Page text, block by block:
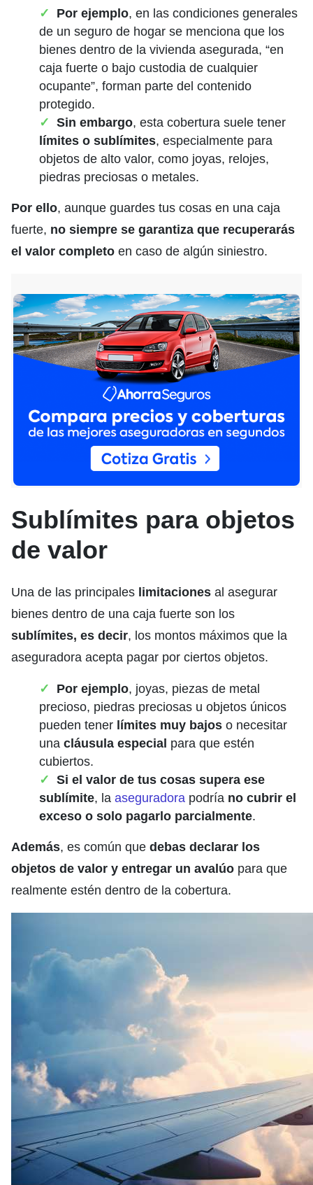
Por ejemplo, en las condiciones generales
de un seguro de hogar se menciona que los
bienes dentro de la vivienda asegurada, “en
caja fuerte o bajo custodia de cualquier
ocupante”, forman parte del contenido
protegido.
Sin embargo, esta cobertura suele tener
límites o sublímites, especialmente para
objetos de alto valor, como joyas, relojes,
piedras preciosas o metales.
Por ello, aunque guardes tus cosas en una caja
fuerte, no siempre se garantiza que recuperarás
el valor completo en caso de algún siniestro.
Sublímites para objetos
de valor
Una de las principales limitaciones al asegurar
bienes dentro de una caja fuerte son los
sublímites, es decir, los montos máximos que la
aseguradora acepta pagar por ciertos objetos.
Por ejemplo, joyas, piezas de metal
precioso, piedras preciosas u objetos únicos
pueden tener límites muy bajos o necesitar
una cláusula especial para que estén
cubiertos.
Si el valor de tus cosas supera ese
sublímite, la aseguradora podría no cubrir el
exceso o solo pagarlo parcialmente.
Además, es común que debas declarar los
objetos de valor y entregar un avalúo para que
realmente estén dentro de la cobertura.